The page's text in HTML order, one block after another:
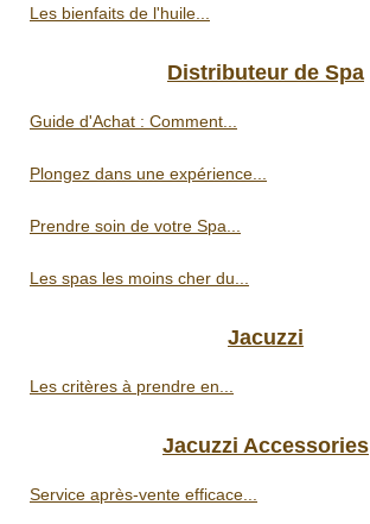
Les bienfaits de l'huile...
Distributeur de Spa
Guide d'Achat : Comment...
Plongez dans une expérience...
Prendre soin de votre Spa...
Les spas les moins cher du...
Jacuzzi
Les critères à prendre en...
Jacuzzi Accessories
Service après-vente efficace...